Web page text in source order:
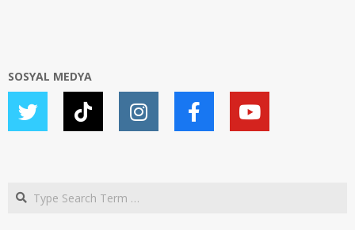
SOSYAL MEDYA
Search